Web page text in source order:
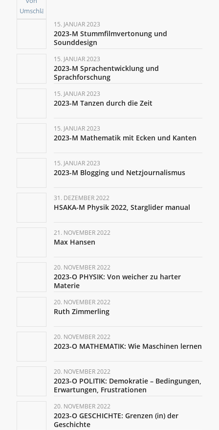
15. JANUAR 2023
2023-M Stummfilmvertonung und
Sounddesign
15. JANUAR 2023
2023-M Sprachentwicklung und
Sprachforschung
15. JANUAR 2023
2023-M Tanzen durch die Zeit
15. JANUAR 2023
2023-M Mathematik mit Ecken und Kanten
15. JANUAR 2023
2023-M Blogging und Netzjournalismus
31. DEZEMBER 2022
HSAKA-M Physik 2022, Starglider manual
21. NOVEMBER 2022
Max Hansen
20. NOVEMBER 2022
2023-O PHYSIK: Von weicher zu harter
Materie
20. NOVEMBER 2022
Ruth Zimmerling
20. NOVEMBER 2022
2023-O MATHEMATIK: Wie Maschinen lernen
20. NOVEMBER 2022
2023-O POLITIK: Demokratie – Bedingungen,
Erwartungen, Frustrationen
20. NOVEMBER 2022
2023-O GESCHICHTE: Grenzen (in) der
Geschichte